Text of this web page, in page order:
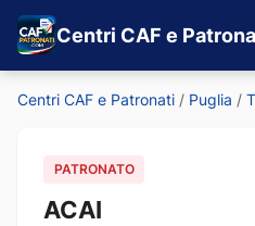
Centri CAF e
Centri CAF e Patronati / Puglia /
PATRONATO
ACAI